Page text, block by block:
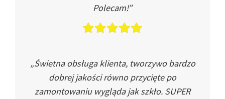
Polecam!”
„Świetna obsługa klienta, tworzywo bardzo
dobrej jakości równo przycięte po
zamontowaniu wygląda jak szkło. SUPER